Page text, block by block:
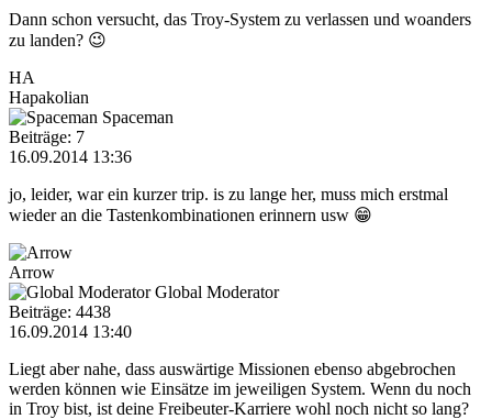
Dann schon versucht, das Troy-System zu verlassen und woanders
zu landen? 😉
HA
Hapakolian
Spaceman
Beiträge: 7
16.09.2014 13:36
jo, leider, war ein kurzer trip. is zu lange her, muss mich erstmal
wieder an die Tastenkombinationen erinnern usw 😁
Arrow
Global Moderator
Beiträge: 4438
16.09.2014 13:40
Liegt aber nahe, dass auswärtige Missionen ebenso abgebrochen
werden können wie Einsätze im jeweiligen System. Wenn du noch
in Troy bist, ist deine Freibeuter-Karriere wohl noch nicht so lang?